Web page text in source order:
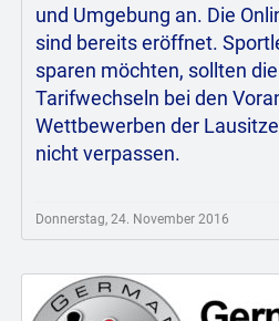
und Umgebung an. Die
sind bereits eröffnet.
sparen möchten, sollten
Tarifwechseln bei den
Wettbewerben der
nicht verpassen.
Donnerstag, 24. November 2016